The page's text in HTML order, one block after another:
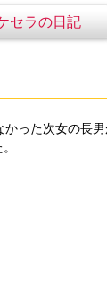
セラの日記
った次女の長男